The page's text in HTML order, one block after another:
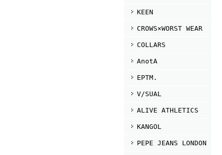
KEEN
CROWS×WORST WEAR
COLLARS
AnotA
EPTM.
V/SUAL
ALIVE ATHLETICS
KANGOL
PEPE JEANS LONDON